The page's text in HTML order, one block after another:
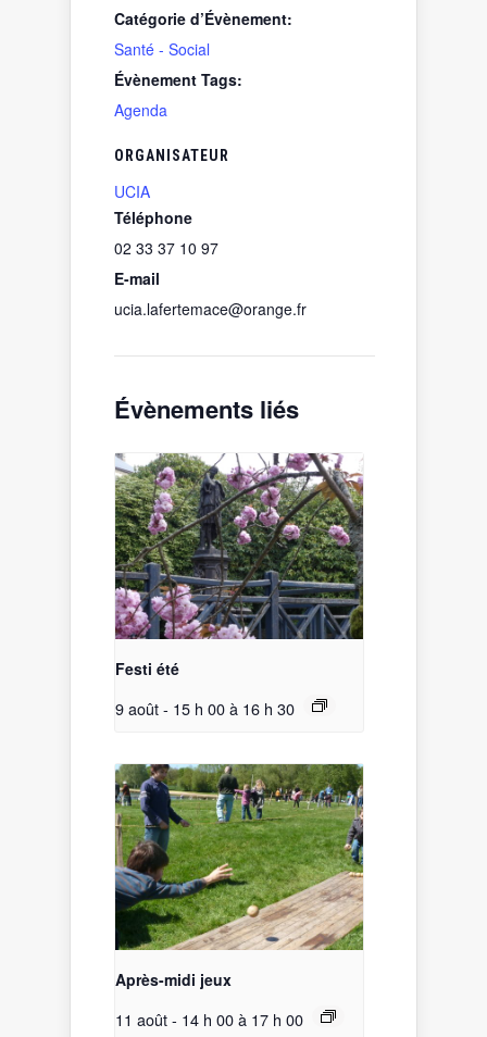
Catégorie d’Évènement:
Santé - Social
Évènement Tags:
Agenda
ORGANISATEUR
UCIA
Téléphone
02 33 37 10 97
E-mail
ucia.lafertemace@orange.fr
Évènements liés
Festi été
9 août - 15 h 00à 16 h 30
Après-midi jeux
11 août - 14 h 00à 17 h 00